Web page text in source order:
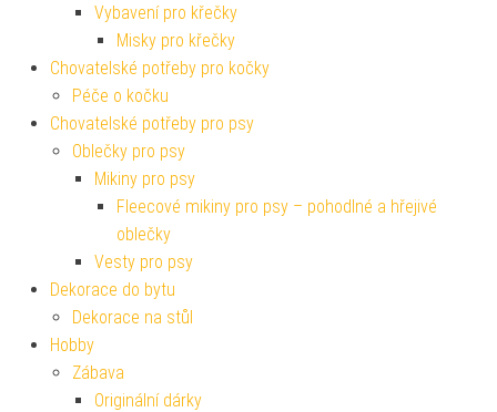
Vybavení pro křečky
Misky pro křečky
Chovatelské potřeby pro kočky
Péče o kočku
Chovatelské potřeby pro psy
Oblečky pro psy
Mikiny pro psy
Fleecové mikiny pro psy – pohodlné a hřejivé
oblečky
Vesty pro psy
Dekorace do bytu
Dekorace na stůl
Hobby
Zábava
Originální dárky